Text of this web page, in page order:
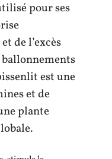
pour ses
de l’excès
ballonnements
est une
et de
plante